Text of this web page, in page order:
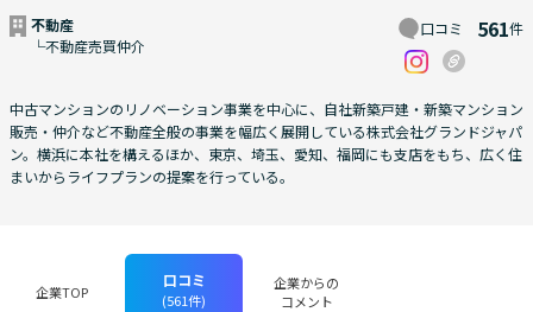
不動産
└不動産売買仲介
口コミ 561件
中古マンションのリノベーション事業を中心に、自社新築戸建・新築マンション
販売・仲介など不動産全般の事業を幅広く展開している株式会社グランドジャパ
ン。横浜に本社を構えるほか、東京、埼玉、愛知、福岡にも支店をもち、広く住
まいからライフプランの提案を行っている。
企業TOP
口コミ
(561件)
企業からの
コメント